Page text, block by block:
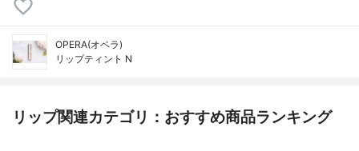
OPERA(オペラ)
リップティント N
リップ関連カテゴリ：おすすめ商品ランキング